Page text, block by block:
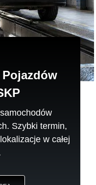
Szybki termin,
w całej